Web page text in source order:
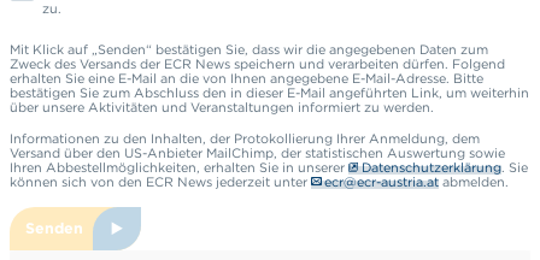
zu.
Mit Klick auf „Senden“ bestätigen Sie, dass wir die angegebenen Daten zum
Zweck des Versands der ECR News speichern und verarbeiten dürfen. Folgend
erhalten Sie eine E-Mail an die von Ihnen angegebene E-Mail-Adresse. Bitte
bestätigen Sie zum Abschluss den in dieser E-Mail angeführten Link, um weiterhin
über unsere Aktivitäten und Veranstaltungen informiert zu werden.
Informationen zu den Inhalten, der Protokollierung Ihrer Anmeldung, dem
Versand über den US-Anbieter MailChimp, der statistischen Auswertung sowie
Ihren Abbestellmöglichkeiten, erhalten Sie in unserer
Datenschutzerklärung. Sie
können sich von den ECR News jederzeit unter
ecr@ecr-austria.atabmelden.
Senden